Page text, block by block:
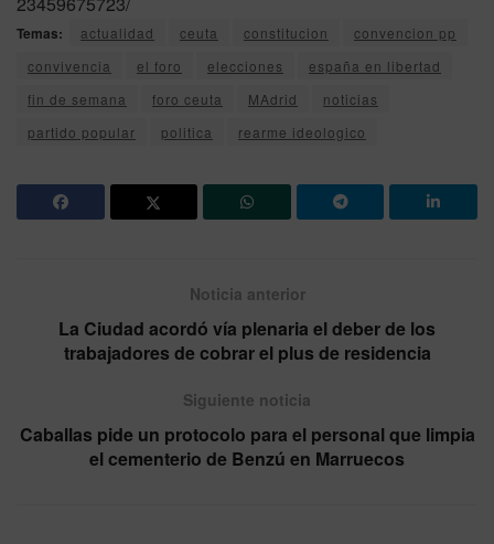
Temas: actualidad ceuta constitucion
convencion pp
convivencia
el foro elecciones
españa en libertad
fin de semana
foro ceuta MAdrid
noticias
partido popular
politica rearme ideologico
Noticia anterior
La Ciudad acordó vía plenaria el deber de los
trabajadores de cobrar el plus de residencia
Siguiente noticia
Caballas pide un protocolo para el personal que limpia
el cementerio de Benzú en Marruecos